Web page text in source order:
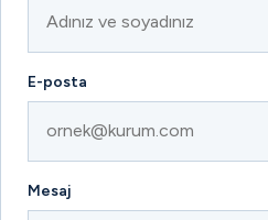
E-posta
Mesaj